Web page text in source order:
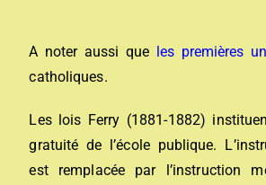
A noter aussi que les premières
catholiques.
Les lois Ferry (1881-1882)
gratuité de l’école publique.
est remplacée par l’instruction